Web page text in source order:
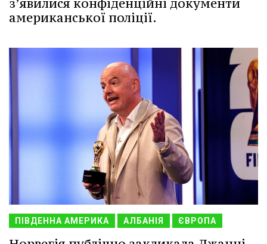
американської поліції.
ПІВДЕННА АМЕРИКА АЛБАНІЯ ЄВРОПА